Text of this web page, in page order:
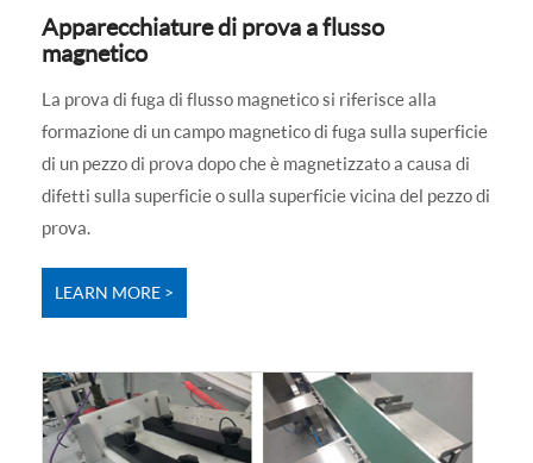
Apparecchiature di prova a flusso
magnetico
La prova di fuga di flusso magnetico si riferisce alla
formazione di un campo magnetico di fuga sulla superficie
di un pezzo di prova dopo che è magnetizzato a causa di
difetti sulla superficie o sulla superficie vicina del pezzo di
prova.
LEARN MORE >